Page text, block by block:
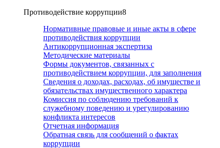
Противодействие коррупции8
Нормативные правовые и иные акты в сфере
противодействия коррупции
Антикоррупционная экспертиза
Методические материалы
Формы документов, связанных с
противодействием коррупции, для заполнения
Сведения о доходах, расходах, об имуществе и
обязательствах имущественного характера
Комиссия по соблюдению требований к
служебному поведению и урегулированию
конфликта интересов
Отчетная информация
Обратная связь для сообщений о фактах
коррупции